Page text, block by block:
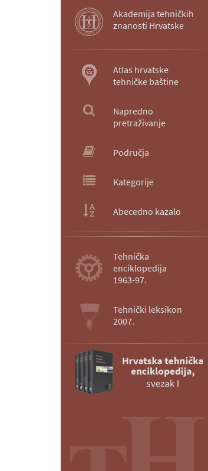
Akademija tehničkih
znanosti Hrvatske
Atlas hrvatske
tehničke baštine
Napredno
pretraživanje
Područja
Kategorije
Abecedno kazalo
Tehnička
enciklopedija
1963‑97.
Tehnički leksikon
2007.